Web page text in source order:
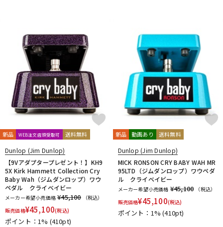
新品 WEB注文店頭受取可 送料無料
Dunlop (Jim Dunlop)
【9Vアダプタープレゼント！】KH9
5X Kirk Hammett Collection Cry
Baby Wah（ジムダンロップ）ワウ
ペダル クライベイビー
メーカー希望小売価格 ¥45,100
（税込）
販売価格¥45,100(税込)
ポイント：1% (410pt)
新品 動画あり 送料無料
Dunlop (Jim Dunlop)
MICK RONSON CRY BABY WAH MR
95LTD（ジムダンロップ）ワウペダ
ル クライベイビー
メーカー希望小売価格 ¥45,100
（税込）
販売価格¥45,100(税込)
ポイント：1%(410pt)